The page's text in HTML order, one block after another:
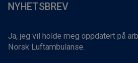
NYHETSBREV
Ja, jeg vil holde meg oppdatert på
Norsk Luftambulanse.